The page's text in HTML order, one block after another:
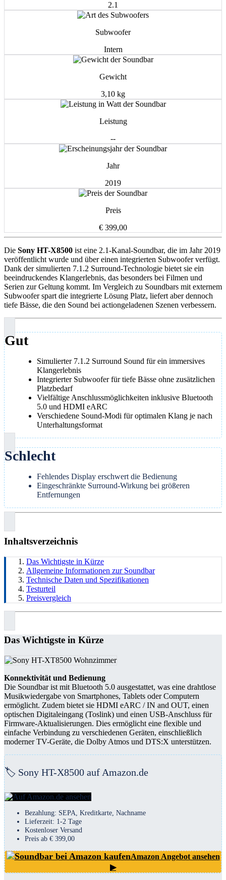
2.1
Subwoofer
Intern
Gewicht
3,10 kg
Leistung
--
Jahr
2019
Preis
€ 399,00
Die Sony HT-X8500 ist eine 2.1-Kanal-Soundbar, die im Jahr 2019
veröffentlicht wurde und über einen integrierten Subwoofer verfügt.
Dank der simulierten 7.1.2 Surround-Technologie bietet sie ein
beeindruckendes Klangerlebnis, das besonders bei Filmen und
Serien zur Geltung kommt. Im Vergleich zu Soundbars mit externem
Subwoofer spart die integrierte Lösung Platz, liefert aber dennoch
tiefe Bässe, die den Sound bei actiongeladenen Szenen verbessern.
Gut
Simulierter 7.1.2 Surround Sound für ein immersives
Klangerlebnis
Integrierter Subwoofer für tiefe Bässe ohne zusätzlichen
Platzbedarf
Vielfältige Anschlussmöglichkeiten inklusive Bluetooth
5.0 und HDMI eARC
Verschiedene Sound-Modi für optimalen Klang je nach
Unterhaltungsformat
Schlecht
Fehlendes Display erschwert die Bedienung
Eingeschränkte Surround-Wirkung bei größeren
Entfernungen
Inhaltsverzeichnis
Das Wichtigste in Kürze
Allgemeine Informationen zur Soundbar
Technische Daten und Spezifikationen
Testurteil
Preisvergleich
Das Wichtigste in Kürze
Konnektivität und Bedienung
Die Soundbar ist mit Bluetooth 5.0 ausgestattet, was eine drahtlose
Musikwiedergabe von Smartphones, Tablets oder Computern
ermöglicht. Zudem bietet sie HDMI eARC / IN and OUT, einen
optischen Digitaleingang (Toslink) und einen USB-Anschluss für
Firmware-Aktualisierungen. Dies ermöglicht eine flexible und
einfache Verbindung zu verschiedenen Geräten, einschließlich
moderner TV-Geräte, die Dolby Atmos und DTS:X unterstützen.
🏷️ Sony HT-X8500 auf Amazon.de
Bezahlung: SEPA, Kreditkarte, Nachname
Lieferzeit: 1-2 Tage
Kostenloser Versand
Preis ab € 399,00
Amazon Angebot ansehen
▶